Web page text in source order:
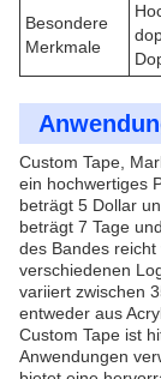
Besondere
Merkmale
Custom Tape,
ein hochwertiges
beträgt 5 Dollar
beträgt 7 Tage
des Bandes
verschiedenen
variiert zwischen
entweder aus
Custom Tape ist
Anwendungen